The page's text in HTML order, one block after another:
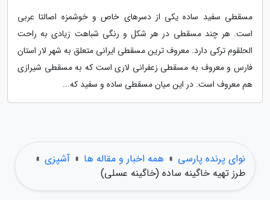
مسقطی سفید ساده یکی از دسرهای خاص و خوشمزه اصالتا عربی
است. هر چند مسقطی در هر شکل و رنگی شباهت زیادی به راحت
الحلقوم ترکی دارد. معروف ترین مسقطی ایرانی متعلق به شهر لار استان
فارس و معروف به مسقطی زعفرانی لاری است که به مسقطی شیرازی
هم معروف است. در این میان مسقطی ساده و سفید که...
نوای پرنده پارسی » همه اخبار و مقاله ها » آشپزی »
طرز تهیه خاگینه ساده (خاگینه عسلی)